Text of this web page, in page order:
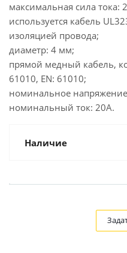
максимальная сила тока:
используется кабель
изоляцией провода;
диаметр: 4 мм;
прямой медный кабель,
61010, EN: 61010;
номинальное
номинальный ток: 20A.
Наличие